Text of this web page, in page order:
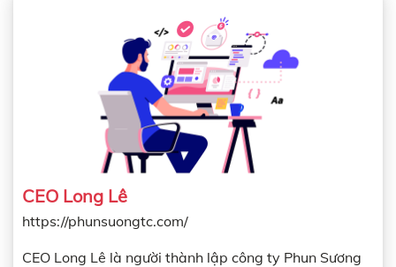
CEO Long Lê
https://phunsuongtc.com/
CEO Long Lê là người thành lập công ty Phun Sương